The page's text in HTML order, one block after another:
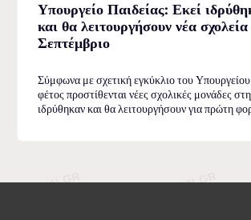
Υπουργείο Παιδείας: Εκεί
και θα λειτουργήσουν νέα σχολεία
Σεπτέμβριο
Σύμφωνα με σχετική εγκύκλιο του Υπουργείου
φέτος προστίθενται νέες σχολικές μονάδες
ιδρύθηκαν και θα λειτουργήσουν για πρώτη